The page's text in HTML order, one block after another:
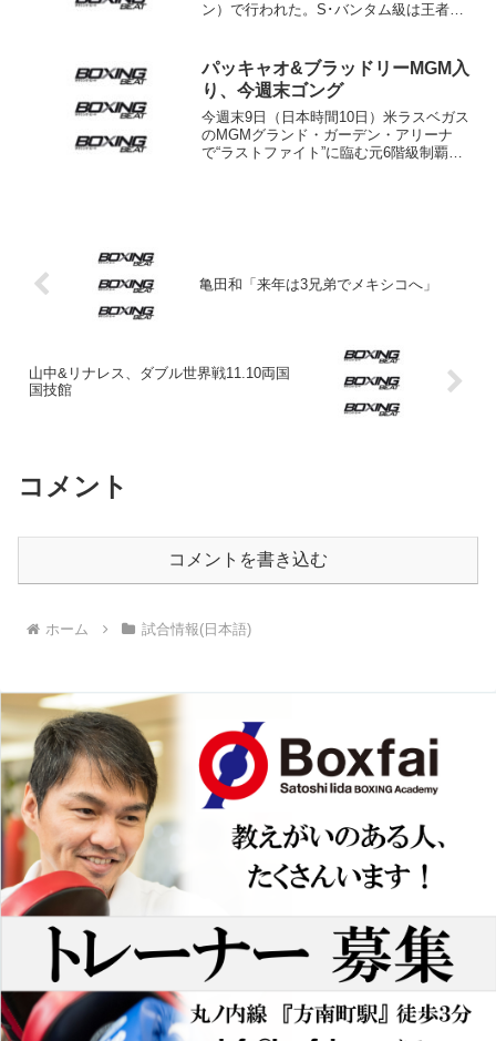
ン）で行われた。S･バンタム級は王者小
でパス。ウェルター級は王者高山樹延
（角海老宝石）が6...
パッキャオ&ブラッドリーMGM入
り、今週末ゴング
今週末9日（日本時間10日）米ラスベガス
のMGMグランド・ガーデン・アリーナ
で“ラストファイト”に臨む元6階級制覇王
亀田和「来年は3兄弟でメキシコへ」
山中&リナレス、ダブル世界戦11.10両国
国技館
コメント
コメントを書き込む
ホーム 試合情報(日本語)